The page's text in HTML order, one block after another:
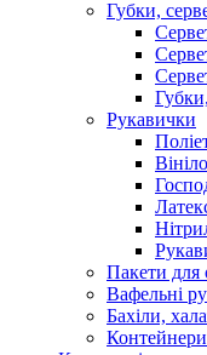
Губки,
Рукавички
Пакети для
Вафельні
Бахіли,
Контейнери